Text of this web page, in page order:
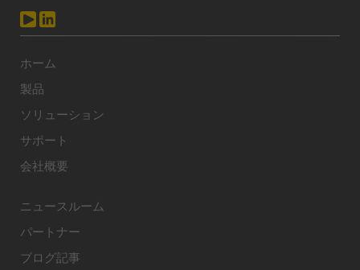
ホーム
製品
ソリューション
サポート
会社概要
ニュースルーム
パートナー
ブログ記事